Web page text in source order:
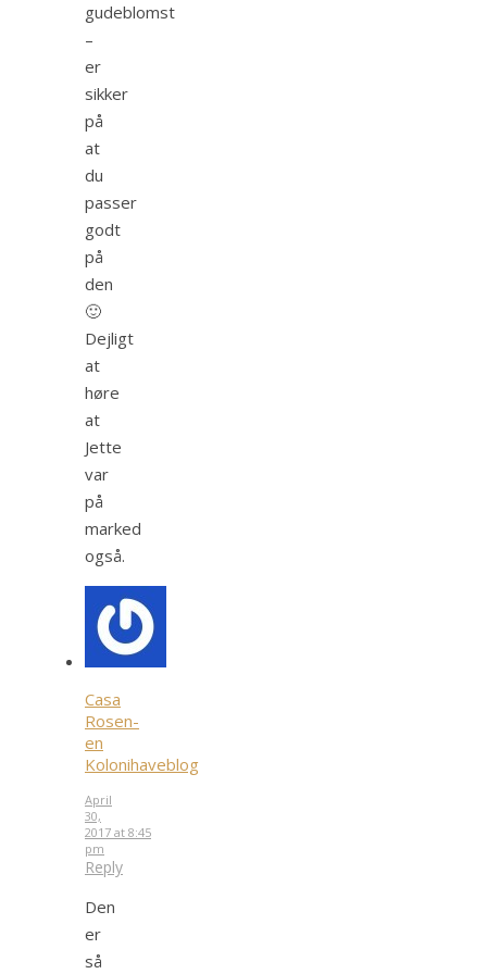
gudeblomst
–
er
sikker
på
at
du
passer
godt
på
den
🙂
Dejligt
at
høre
at
Jette
var
på
marked
også.
Casa
Rosen-
en
Kolonihaveblog
April
30,
2017 at 8:45
pm
Reply
Den
er
så